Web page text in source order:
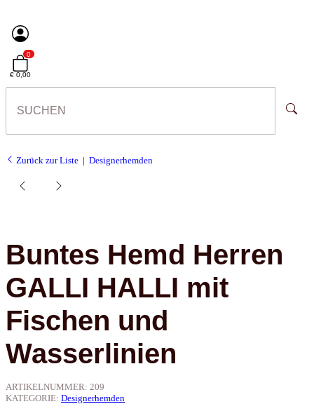
0
€ 0,00
Zurück zur Liste Designerhemden
Buntes Hemd Herren
GALLI HALLI mit
Fischen und
Wasserlinien
ARTIKELNUMMER: 209
KATEGORIE: Designerhemden